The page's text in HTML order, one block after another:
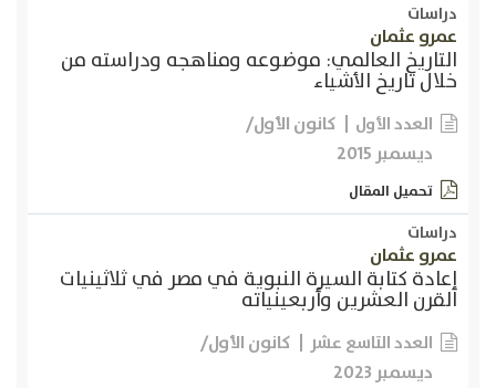
دراسات
عمرو عثمان
التاريخ العالمي: موضوعه ومناهجه ودراسته من
خلال تاريخ الأشياء
العدد الأول
كانون الأول/
ديسمبر 2015
تحميل المقال
دراسات
عمرو عثمان
إعادة كتابة السيرة النبوية في مصر في ثلاثينيات
القرن العشرين وأربعينياته
العدد التاسع عشر
كانون الأول/
ديسمبر 2023